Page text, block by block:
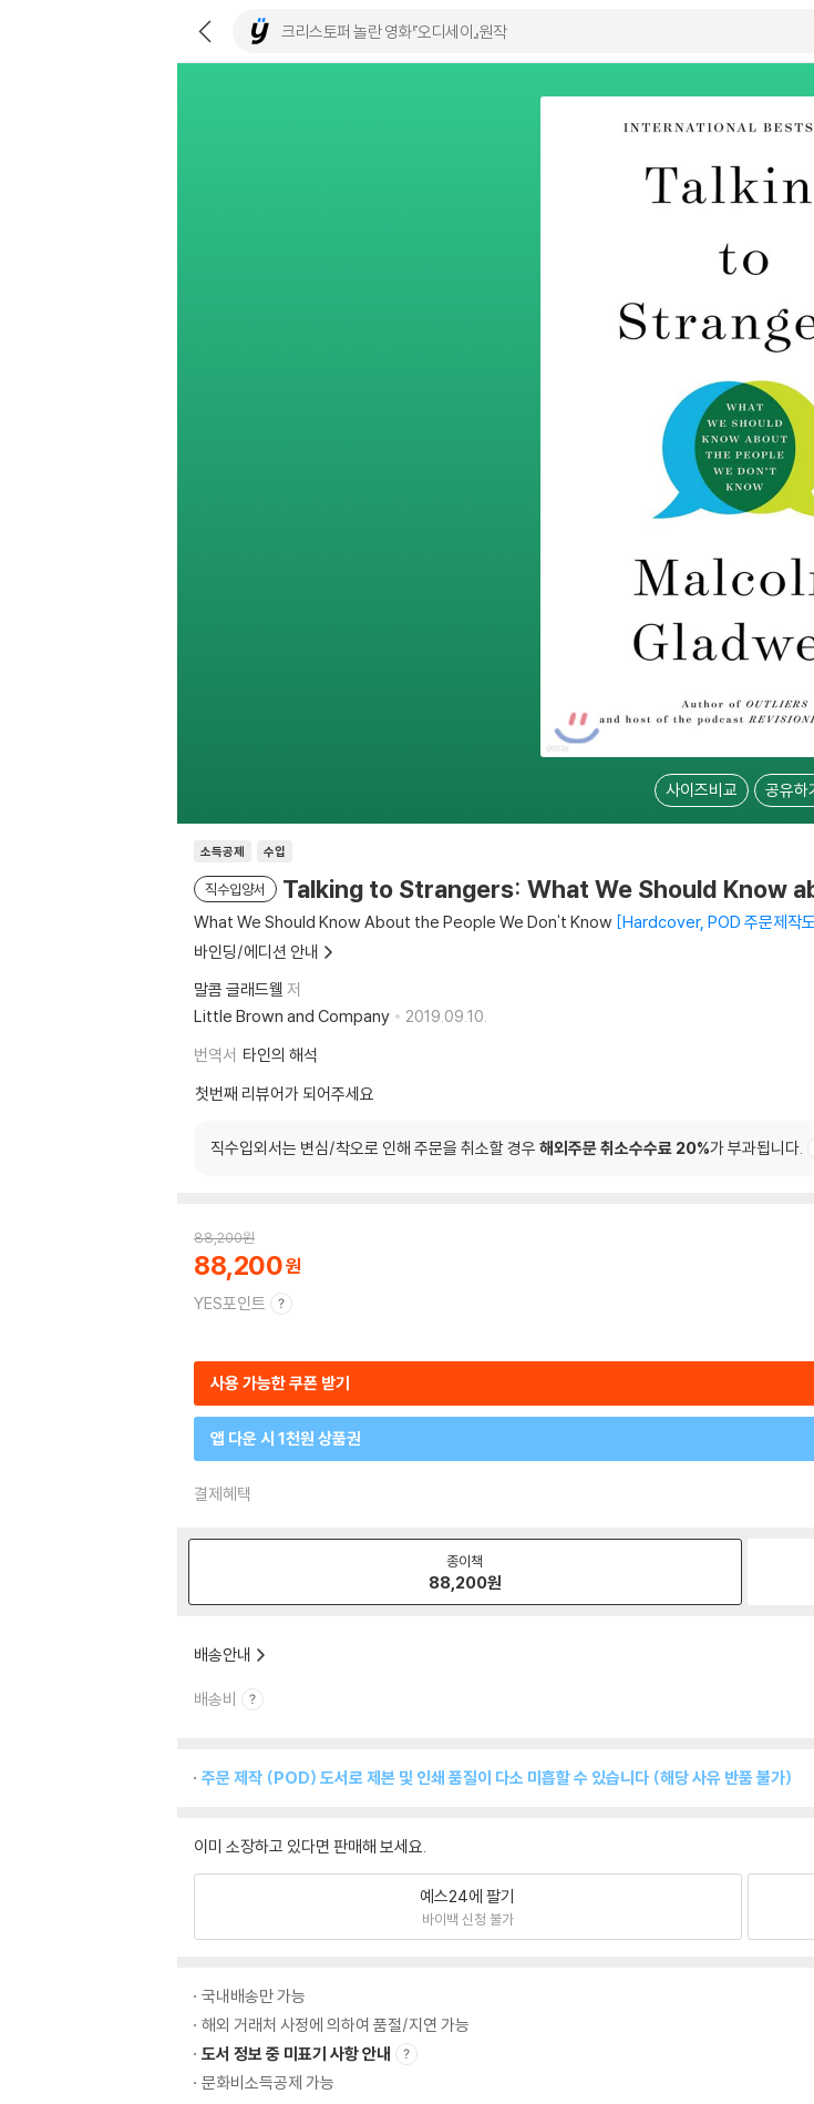
사이즈비교 공유하
소득공제 수입
직수입양서 Talking to Strangers: What We Should Know
What We Should Know About the People We Don't Know Hardcover, POD 주문제작
바인딩/에디션 안내
말콤 글래드웰 저
Little Brown and Company
2019.09.10.
번역서 타인의 해석
첫번째 리뷰어가 되어주세요
직수입외서는 변심/착오로 인해 주문을 취소할 경우 해외주문 취소수수료 20%가 부과됩니다.
88,200원
88,200
YES포인트
사용 가능한 쿠폰 받기
앱 다운 시 1천원 상품권
결제혜택
종이책
88,200원
배송안내
배송비
주문 제작 (POD) 도서로 제본 및 인쇄 품질이 다소 미흡할 수 있습니다 (해당 사유 반품 불가)
이미 소장하고 있다면 판매해 보세요.
예스24에 팔기
바이백 신청 불가
국내배송만 가능
해외 거래처 사정에 의하여 품절/지연 가능
도서 정보 중 미표기 사항 안내
문화비소득공제 가능